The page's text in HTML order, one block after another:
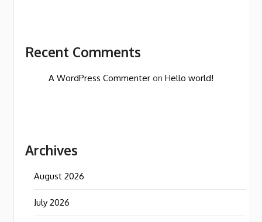
Recent Comments
A WordPress Commenter onHello world!
Archives
August 2026
July 2026